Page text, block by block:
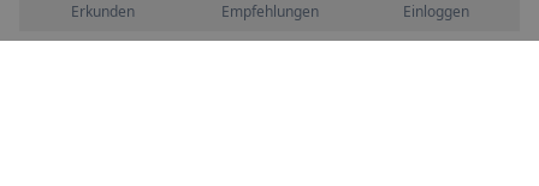
Erkunden Empfehlungen Einloggen